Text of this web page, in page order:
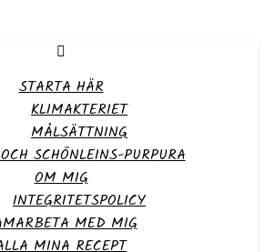
STARTA HÄR
KLIMAKTERIET
MÅLSÄTTNING
SCHÖNLEINS-PURPURA
OM MIG
INTEGRITETSPOLICY
MED MIG
MINA RECEPT